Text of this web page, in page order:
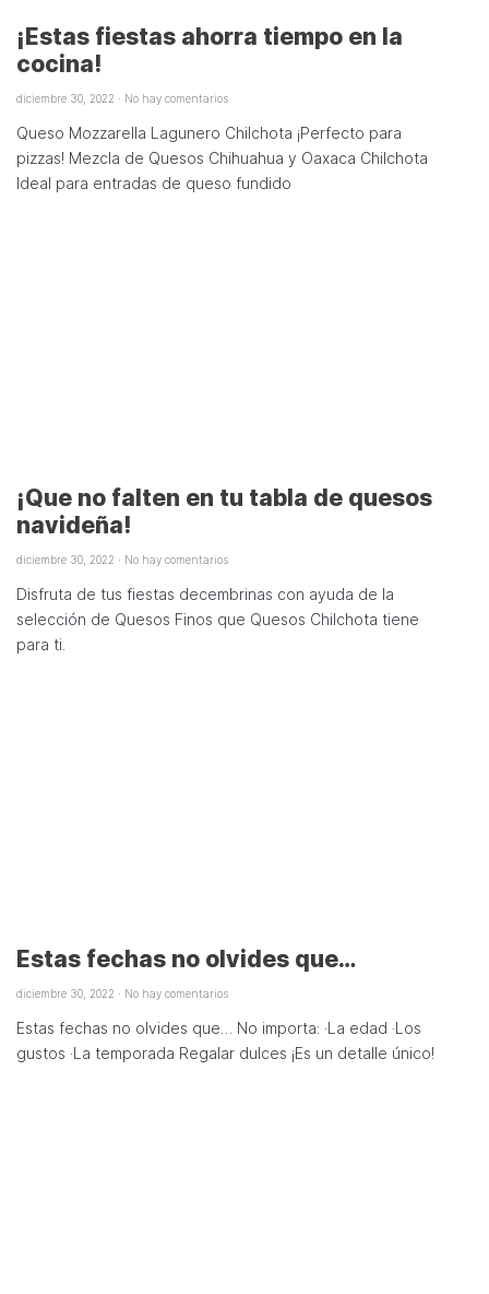
¡Estas fiestas ahorra tiempo en la
cocina!
diciembre 30, 2022 No hay comentarios
Queso Mozzarella Lagunero Chilchota ¡Perfecto para
pizzas! Mezcla de Quesos Chihuahua y Oaxaca Chilchota
Ideal para entradas de queso fundido
¡Que no falten en tu tabla de quesos
navideña!
diciembre 30, 2022 No hay comentarios
Disfruta de tus fiestas decembrinas con ayuda de la
selección de Quesos Finos que Quesos Chilchota tiene
para ti.
Estas fechas no olvides que…
diciembre 30, 2022 No hay comentarios
Estas fechas no olvides que… No importa: ·La edad ·Los
gustos ·La temporada Regalar dulces ¡Es un detalle único!